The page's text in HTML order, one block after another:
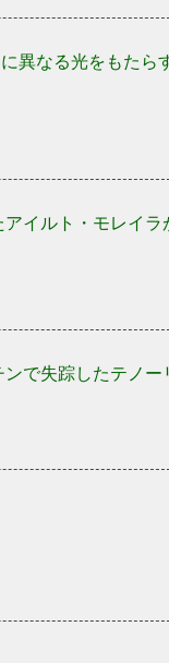
異なる光をもた
イルト・モレイ
で失踪したテノ